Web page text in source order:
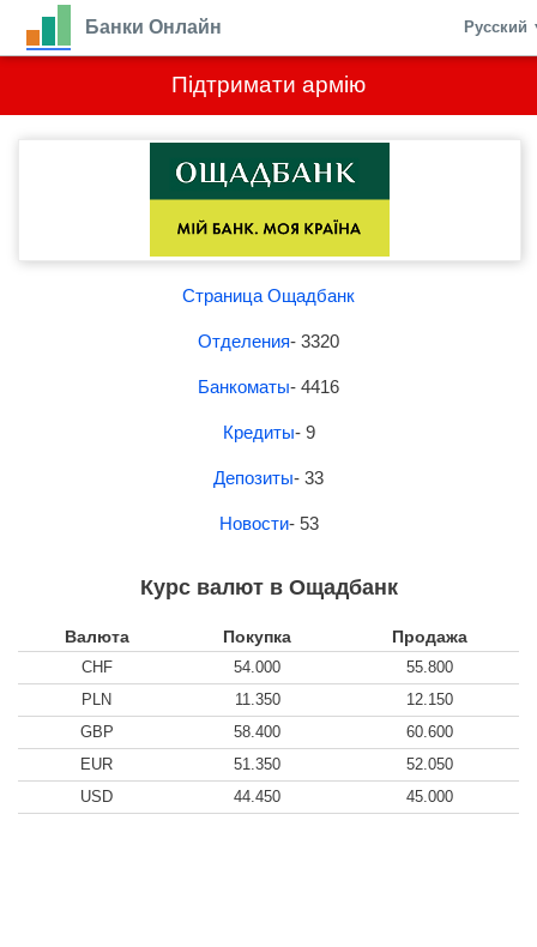
Підтримати армію
Банки Онлайн Русский
Страница Ощадбанк
Отделения- 3320
Банкоматы- 4416
Кредиты- 9
Депозиты- 33
Новости- 53
Курс валют в Ощадбанк
Валюта Покупка Продажа
CHF 54.000
55.800
PLN
11.350
12.150
GBP
58.400
60.600
EUR
51.350
52.050
USD
44.450 45.000